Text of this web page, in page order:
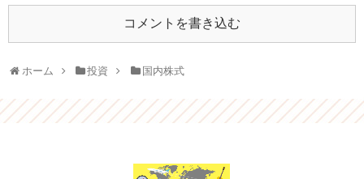
コメントを書き込む
ホーム 投資 国内株式